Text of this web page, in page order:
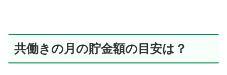
共働きの月の貯金額の目安は？